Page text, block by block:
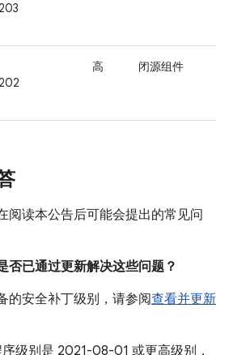
高 闭源组件
阅读本公告后可能会提出的常见问
否已通过更新解决这些问题？
的安全补丁级别，请参阅查看并更新
级别是 2021-08-01 或更高级别，